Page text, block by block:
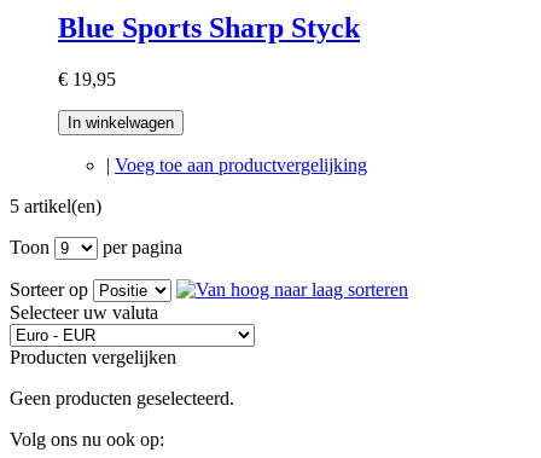
Blue Sports Sharp Styck
€ 19,95
In winkelwagen
| Voeg toe aan productvergelijking
5 artikel(en)
Toon
per pagina
Sorteer op
Selecteer uw valuta
Producten vergelijken
Geen producten geselecteerd.
Volg ons nu ook op: